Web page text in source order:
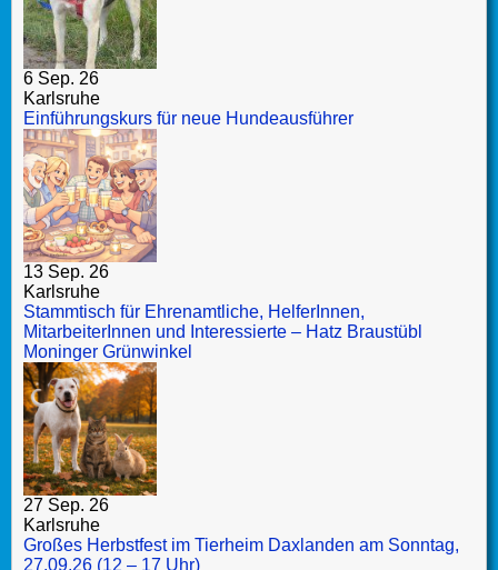
6 Sep. 26
Karlsruhe
Einführungskurs für neue Hundeausführer
13 Sep. 26
Karlsruhe
Stammtisch für Ehrenamtliche, HelferInnen,
MitarbeiterInnen und Interessierte – Hatz Braustübl
Moninger Grünwinkel
27 Sep. 26
Karlsruhe
Großes Herbstfest im Tierheim Daxlanden am Sonntag,
27.09.26 (12 – 17 Uhr)